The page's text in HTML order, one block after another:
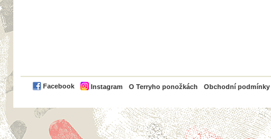
Facebook Instagram O Terryho ponožkách Obchodní podmínky
PayPal